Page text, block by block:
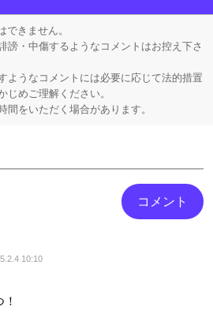
歌唱・演技力トップクラスだよな「前世がもっと激しかったんだろう」
できません。
謗・中傷するようなコメントはお控え下さ
ようなコメントには必要に応じて法的措置
じめご理解ください。
をいただく場合があります。
10:10